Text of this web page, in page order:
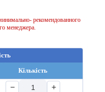
рекомендованного
менеджера.
Кількість
− +